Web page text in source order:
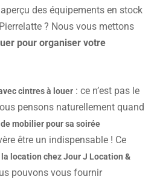
des équipements en stock
? Nous vous mettons
pour organiser votre
cintres à louer : ce n’est pas le
pensons naturellement quand
mobilier pour sa soirée
être un indispensable ! Ce
location chez Jour J Location &
pouvons vous fournir